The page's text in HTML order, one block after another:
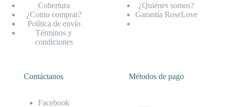
Cobertura
¿Como comprar?
Política de envío
Términos y
condiciones
¿Quiénes somos?
Garantía RoseLove
Contáctanos
Facebook
Métodos de pago